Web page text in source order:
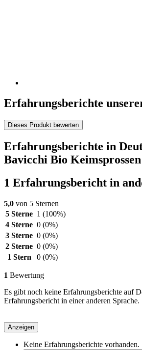
Erfahrungsberichte
Dieses Produkt bewerten
Erfahrungsberichte in
Bavicchi Bio
1 Erfahrungsbericht in
5,0 von 5 Sternen
5 Sterne 1 (100%)
4 Sterne 0 (0%)
3 Sterne 0 (0%)
2 Sterne 0 (0%)
1 Stern
0 (0%)
1 Bewertung
Es gibt noch keine Erfahrungsberichte auf
Erfahrungsbericht in einer anderen Sprache.
Anzeigen
Keine Erfahrungsberichte vorhanden.